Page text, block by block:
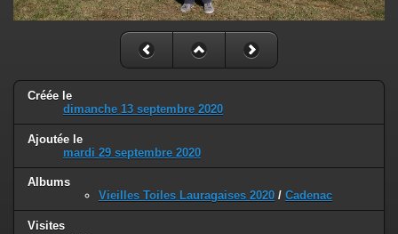
Créée le
dimanche 13 septembre 2020
Ajoutée le
mardi 29 septembre 2020
Albums
Vieilles Toiles Lauragaises 2020 / Cadenac
Visites